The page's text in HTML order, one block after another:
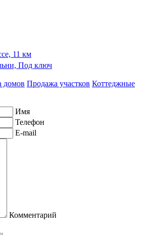
11 км
Под ключ
домов Продажа участков Коттеджные
Имя
Телефон
E-mail
Комментарий